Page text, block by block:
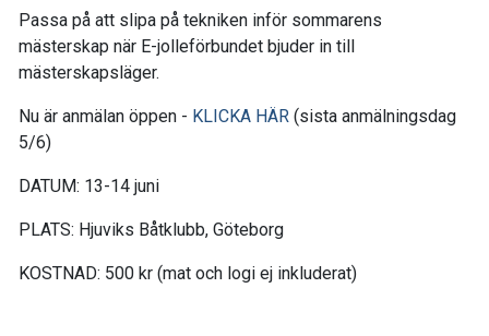
Passa på att slipa på tekniken inför sommarens
mästerskap när E-jolleförbundet bjuder in till
mästerskapsläger.
Nu är anmälan öppen - KLICKA HÄR (sista anmälningsdag
5/6)
DATUM: 13-14 juni
PLATS: Hjuviks Båtklubb, Göteborg
KOSTNAD: 500 kr (mat och logi ej inkluderat)